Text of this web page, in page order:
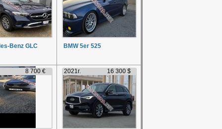
Benz GLC BMW 5er 525
8 700 € 2021г. 16 300 $